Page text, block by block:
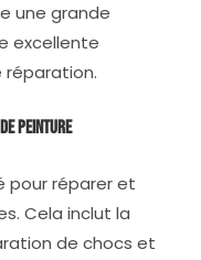
une grande
excellente
réparation.
Peinture
pour réparer et
Cela inclut la
de chocs et